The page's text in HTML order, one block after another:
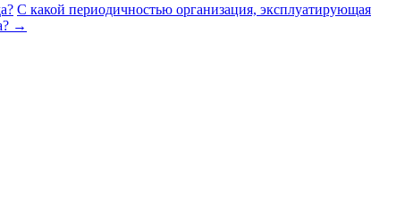
С какой периодичностью организация, эксплуатирующая
→